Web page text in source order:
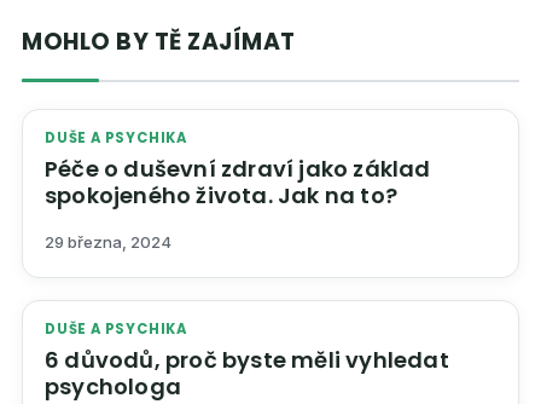
MOHLO BY TĚ ZAJÍMAT
DUŠE A PSYCHIKA
Péče o duševní zdraví jako základ
spokojeného života. Jak na to?
29 března, 2024
DUŠE A PSYCHIKA
6 důvodů, proč byste měli vyhledat
psychologa